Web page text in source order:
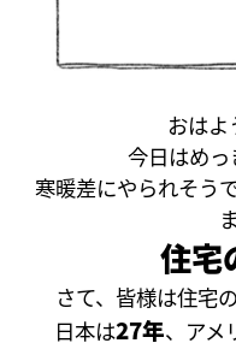
おはよ
今日はめ
寒暖差にやられそう
住宅
さて、皆様は住宅
日本は27年、アメ